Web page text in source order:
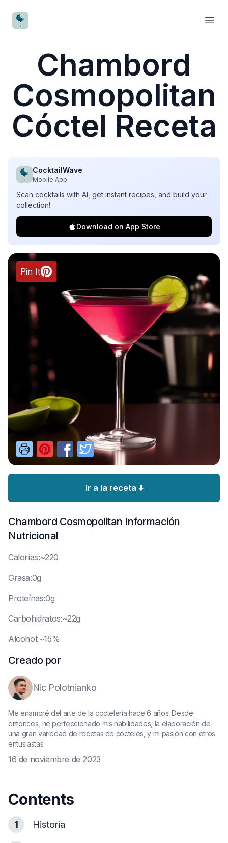
CocktailWave
Chambord
Cosmopolitan
Cóctel Receta
CocktailWave
Mobile App
Scan cocktails with AI, get instant recipes, and build your
collection!
Download on App Store
Pin It
Ir a la receta ⬇️
Chambord Cosmopolitan Información
Nutricional
Calorías:~220
Grasa:0g
Proteínas:0g
Carbohidratos:~22g
Alcohol:~15%
Creado por
Nic Polotnianko
Me enamoré del arte de la coctelería hace 6 años. Desde
entonces, he perfeccionado mis habilidades, la elaboración de
una gran variedad de recetas de cócteles, y mi pasión con otros
entusiastas.
16 de noviembre de 2023
Contents
1 Historia